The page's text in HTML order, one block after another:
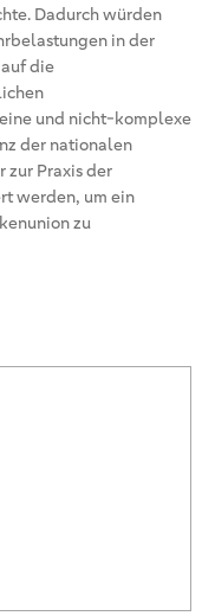
Dadurch würden
in der
die
und nicht-komplexe
der nationalen
Praxis der
werden, um ein
zu